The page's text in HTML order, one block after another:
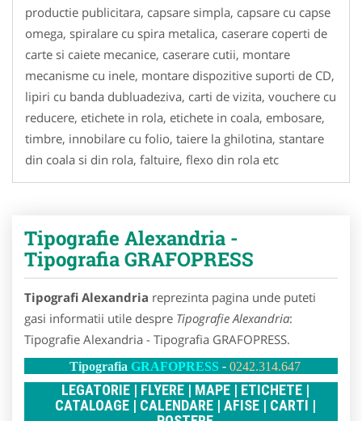
productie publicitara, capsare simpla, capsare cu capse
omega, spiralare cu spira metalica, caserare coperti de
carte si caiete mecanice, caserare cutii, montare
mecanisme cu inele, montare dispozitive suporti de CD,
lipiri cu banda dubluadeziva, carti de vizita, vouchere cu
reducere, etichete in rola, etichete in coala, embosare,
timbre, innobilare cu folio, taiere la ghilotina, stantare
din coala si din rola, faltuire, flexo din rola etc
Tipografie Alexandria -
Tipografia GRAFOPRESS
Tipografi Alexandria reprezinta pagina unde puteti
gasi informatii utile despre Tipografie Alexandria:
Tipografie Alexandria - Tipografia GRAFOPRESS.
Tipografia GRAFOPRESS - 0242.314.647
LEGATORIE | FLYERE | MAPE | ETICHETE |
CATALOAGE | CALENDARE | AFISE | CARTI |